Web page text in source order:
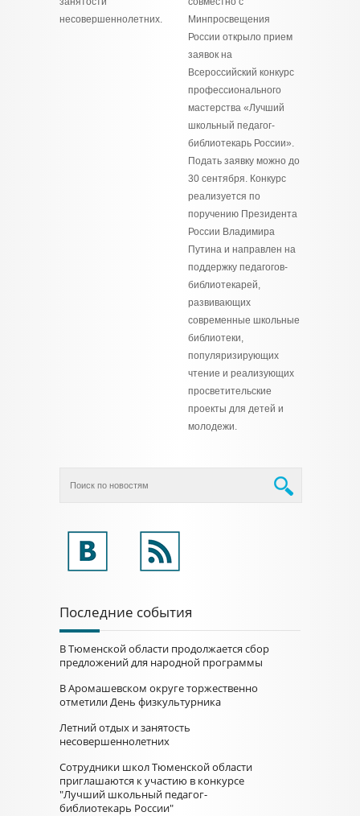
несовершеннолетних.
Минпросвещения
России открыло прием
заявок на
Всероссийский конкурс
профессионального
мастерства «Лучший
школьный педагог-
библиотекарь России».
Подать заявку можно до
30 сентября. Конкурс
реализуется по
поручению Президента
России Владимира
Путина и направлен на
поддержку педагогов-
библиотекарей,
развивающих
современные школьные
библиотеки,
популяризирующих
чтение и реализующих
просветительские
проекты для детей и
молодежи.
Последние события
В Тюменской области продолжается сбор
предложений для народной программы
В Аромашевском округе торжественно
отметили День физкультурника
Летний отдых и занятость
несовершеннолетних
Сотрудники школ Тюменской области
приглашаются к участию в конкурсе
"Лучший школьный педагог-
библиотекарь России"